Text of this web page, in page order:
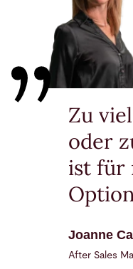
Zu
oder
ist für
Joanne
After Sales